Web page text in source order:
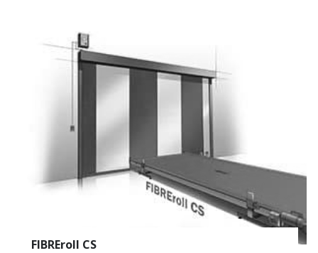
FIBREroll CS